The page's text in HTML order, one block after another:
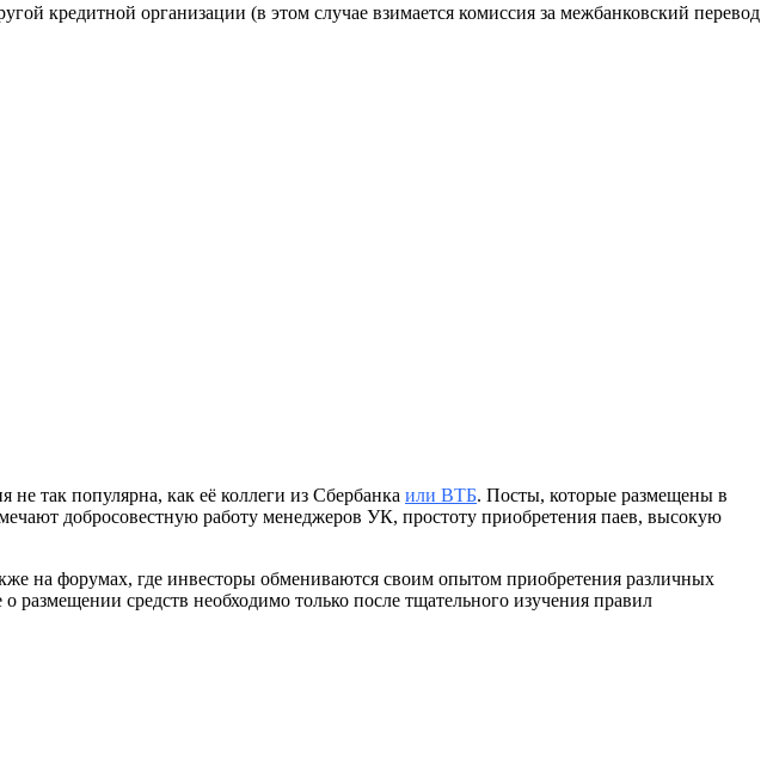
кредитной организации (в этом случае взимается комиссия за межбанковский перевод
так популярна, как её коллеги из Сбербанка или ВТБ. Посты, которые размещены в
добросовестную работу менеджеров УК, простоту приобретения паев, высокую
на форумах, где инвесторы обмениваются своим опытом приобретения различных
средств необходимо только после тщательного изучения правил